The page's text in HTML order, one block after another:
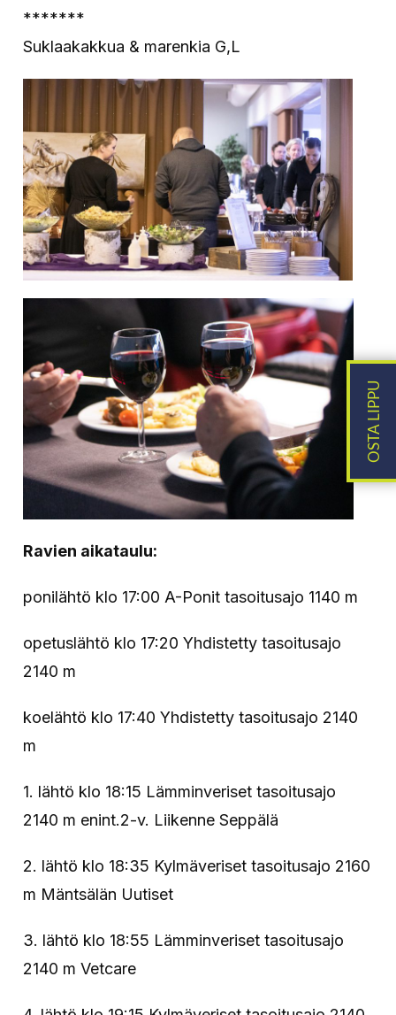
*******
Suklaakakkua & marenkia G,L
Ravien aikataulu:
ponilähtö klo 17:00 A-Ponit tasoitusajo 1140 m
opetuslähtö klo 17:20 Yhdistetty tasoitusajo
2140 m
koelähtö klo 17:40 Yhdistetty tasoitusajo 2140
m
1. lähtö klo 18:15 Lämminveriset tasoitusajo
2140 m enint.2-v. Liikenne Seppälä
2. lähtö klo 18:35 Kylmäveriset tasoitusajo 2160
m Mäntsälän Uutiset
3. lähtö klo 18:55 Lämminveriset tasoitusajo
2140 m Vetcare